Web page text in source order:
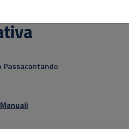
Passacantando